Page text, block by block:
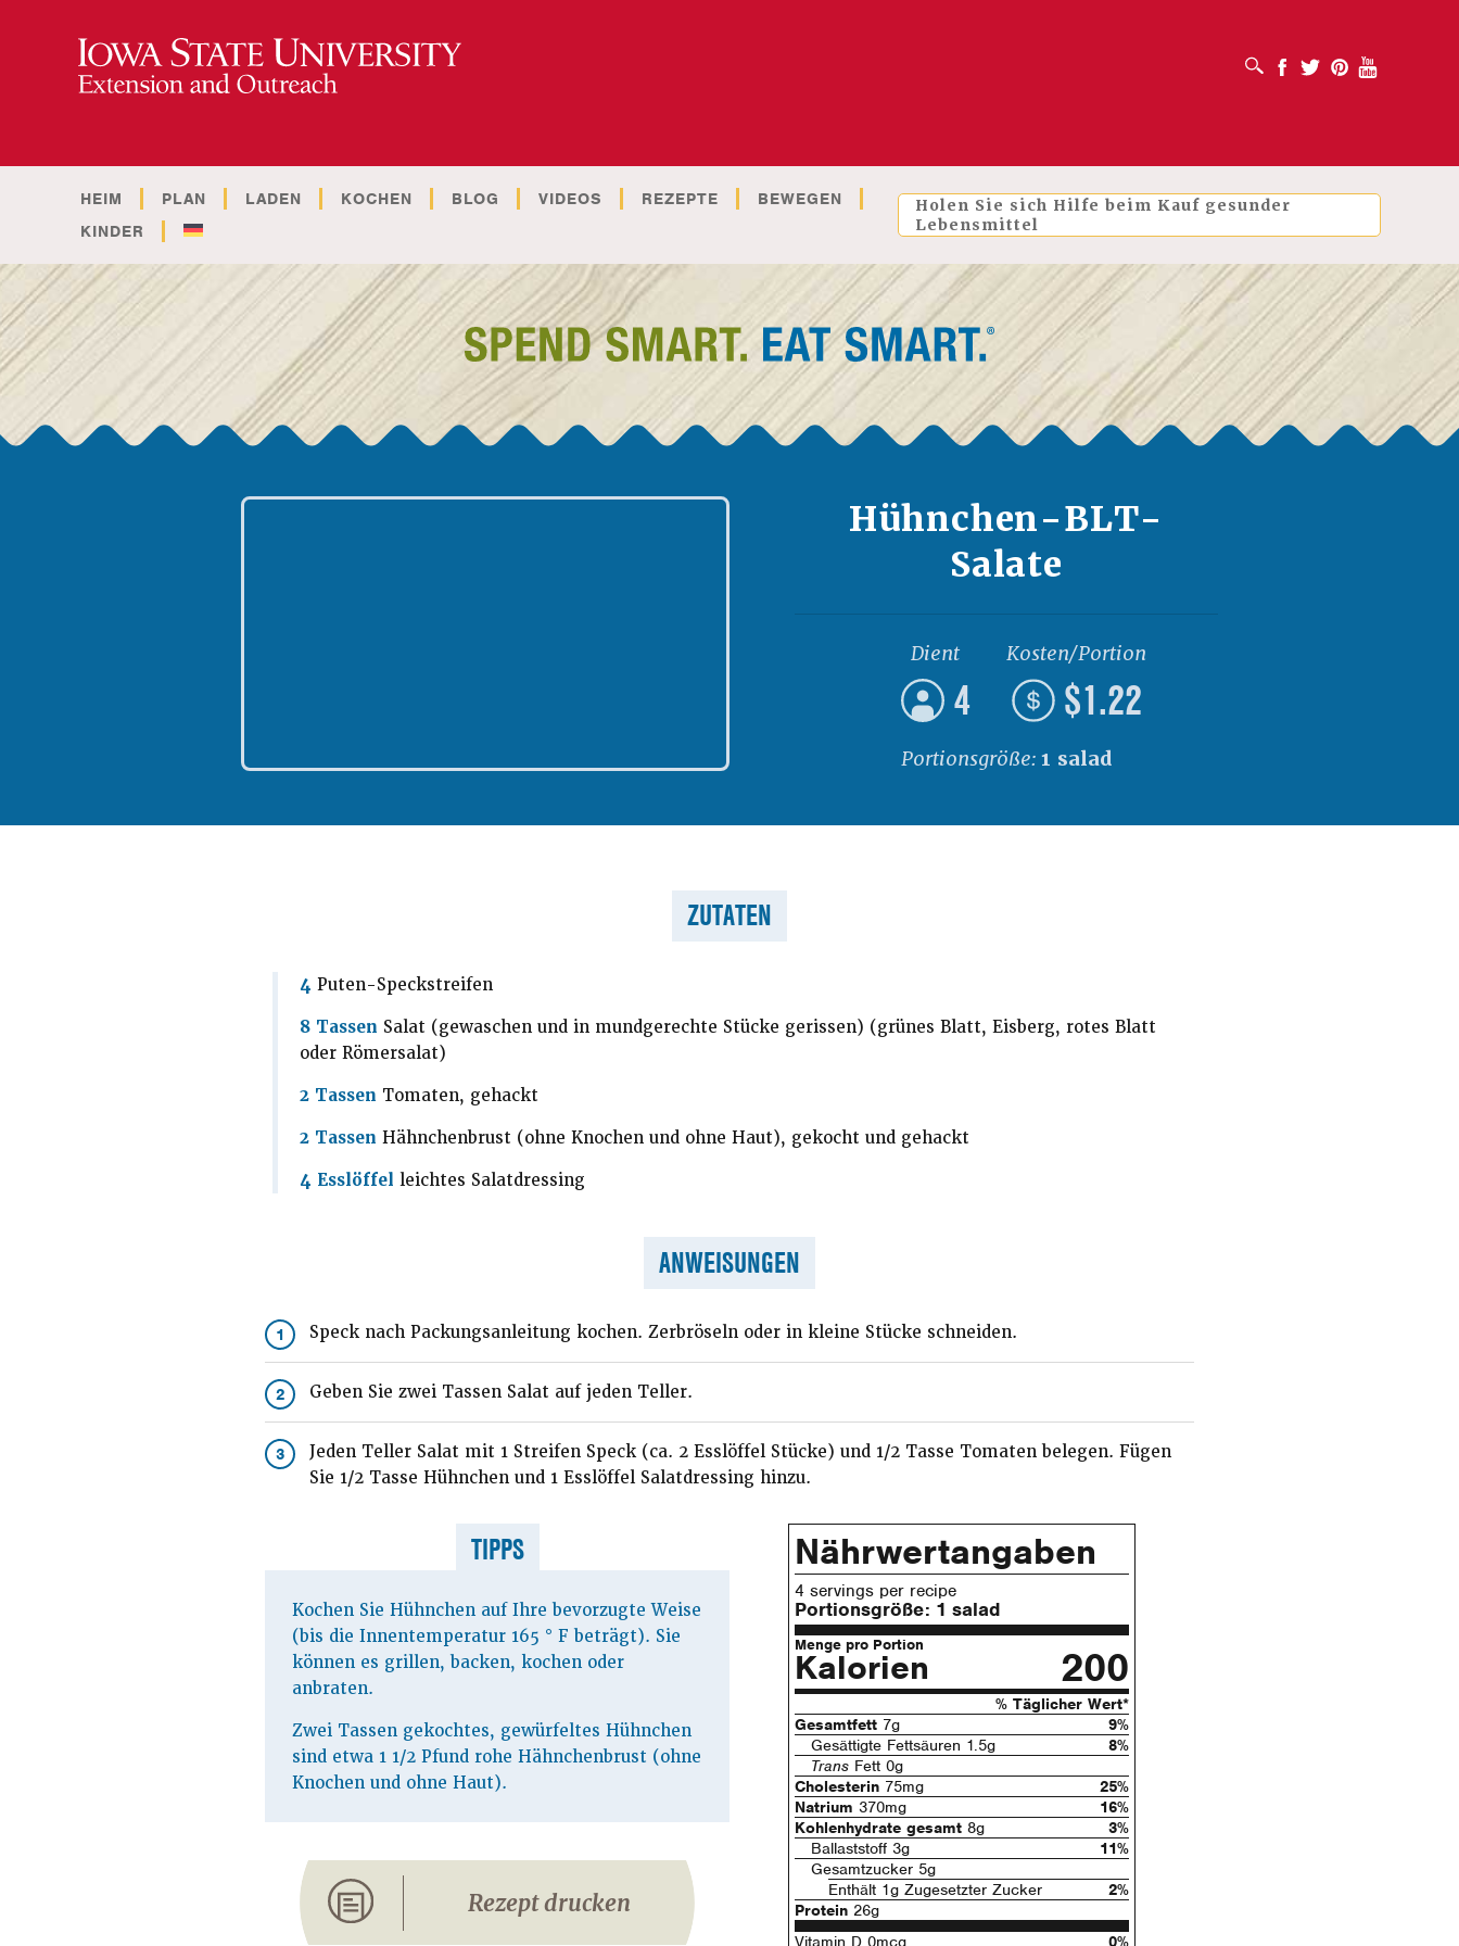
SUCHFELD ÖFFNENFacebook
Twitter PinterestYoutube
HEIM PLAN LADEN KOCHEN BLOG VIDEOS REZEPTE
BEWEGEN
KINDER
Holen Sie sich Hilfe beim Kauf gesunder
Lebensmittel
Hühnchen-BLT-
Salate
Dient
4
Kosten/Portion
$1.22
Portionsgröße: 1 salad
ZUTATEN
4 Puten-Speckstreifen
8 Tassen Salat (gewaschen und in mundgerechte Stücke gerissen) (grünes Blatt, Eisberg, rotes Blatt
oder Römersalat)
2 Tassen Tomaten, gehackt
2 Tassen Hähnchenbrust (ohne Knochen und ohne Haut), gekocht und gehackt
4 Esslöffel leichtes Salatdressing
ANWEISUNGEN
1 Speck nach Packungsanleitung kochen. Zerbröseln oder in kleine Stücke schneiden.
2 Geben Sie zwei Tassen Salat auf jeden Teller.
3
Jeden Teller Salat mit 1 Streifen Speck (ca. 2 Esslöffel Stücke) und 1/2 Tasse Tomaten belegen. Fügen
Sie 1/2 Tasse Hühnchen und 1 Esslöffel Salatdressing hinzu.
TIPPS
Kochen Sie Hühnchen auf Ihre bevorzugte Weise
(bis die Innentemperatur 165 ° F beträgt). Sie
können es grillen, backen, kochen oder
anbraten.
Zwei Tassen gekochtes, gewürfeltes Hühnchen
sind etwa 1 1/2 Pfund rohe Hähnchenbrust (ohne
Knochen und ohne Haut).
Rezept drucken
Nährwertangaben
4 servings per recipe
Portionsgröße: 1 salad
Menge pro Portion
Kalorien 200
% Täglicher Wert*
Gesamtfett 7g
9%
Gesättigte Fettsäuren 1.5g
8%
Trans Fett 0g
Cholesterin 75mg
25%
Natrium 370mg
16%
Kohlenhydrate gesamt 8g
3%
Ballaststoff 3g
11%
Gesamtzucker 5g
Enthält 1g Zugesetzter Zucker
2%
Protein 26g
Vitamin D 0mcg
0%